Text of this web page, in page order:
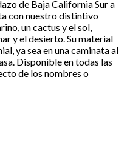
de Baja California Sur a
con nuestro distintivo
un cactus y el sol,
y el desierto. Su material
ya sea en una caminata al
Disponible en todas las
de los nombres o